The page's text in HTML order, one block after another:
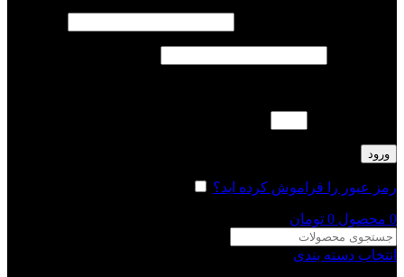
ورود
رمز عبور را فراموش کرده اید؟
0 محصول 0 تومان
انتخاب دسته بندی